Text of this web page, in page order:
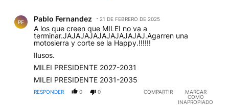
PF Pablo Fernandez 21 DE FEBRERO DE 2025
A los que creen que MILEI no va a
terminar.JAJAJAJAJAJAJAJAJAJ.Agarren una
motosierra y corte se la Happy.!!!!!!
Ilusos.
MILEI PRESIDENTE 2027-2031
MILEI PRESIDENTE 2031-2035
RESPONDER 0 0 COMPARTIR
MARCAR
COMO
INAPROPIADO